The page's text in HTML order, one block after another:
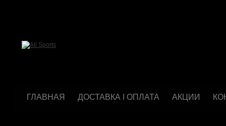
ГЛАВНАЯ ДОСТАВКА І ОПЛАТА АКЦИИ